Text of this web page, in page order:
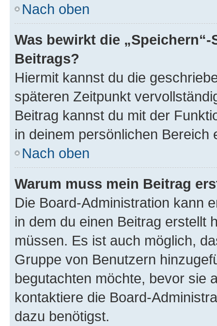
Nach oben
Was bewirkt die
Beitrags?
Hiermit kannst du die
späteren Zeitpunkt
Beitrag kannst du mit der
in deinem persönlichen Bereich
Nach oben
Warum muss mein Beitrag
Die Board-Administration kann
in dem du einen Beitrag erstellt
müssen. Es ist auch möglich,
Gruppe von Benutzern
begutachten möchte, bevor sie
kontaktiere die Board-
dazu benötigst.